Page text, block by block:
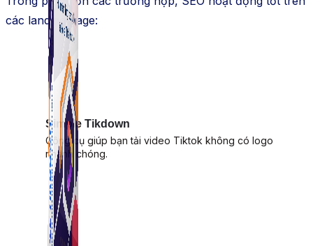
Simple Tikdown
Công cụ giúp bạn tải video Tiktok không có logo
nhanh chóng.
các landing page: